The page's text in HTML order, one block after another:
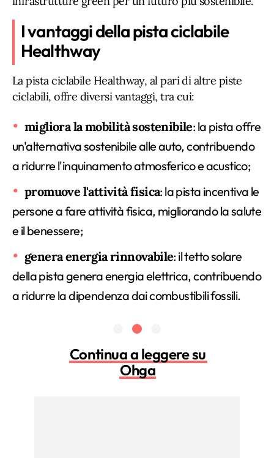
I vantaggi della pista ciclabile
Healthway
La pista ciclabile Healthway, al pari di altre piste
ciclabili, offre diversi vantaggi, tra cui:
migliora la mobilità sostenibile: la pista offre
un'alternativa sostenibile alle auto, contribuendo
a ridurre l'inquinamento atmosferico e acustico;
promuove l'attività fisica: la pista incentiva le
persone a fare attività fisica, migliorando la salute
e il benessere;
genera energia rinnovabile: il tetto solare
della pista genera energia elettrica, contribuendo
a ridurre la dipendenza dai combustibili fossili.
Continua a leggere su
Ohga